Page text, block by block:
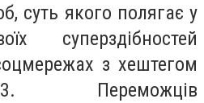
суть якого полягає у
суперздібностей
з хештегом
Переможців